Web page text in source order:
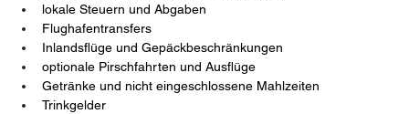
lokale Steuern und Abgaben
Flughafentransfers
Inlandsflüge und Gepäckbeschränkungen
optionale Pirschfahrten und Ausflüge
Getränke und nicht eingeschlossene Mahlzeiten
Trinkgelder